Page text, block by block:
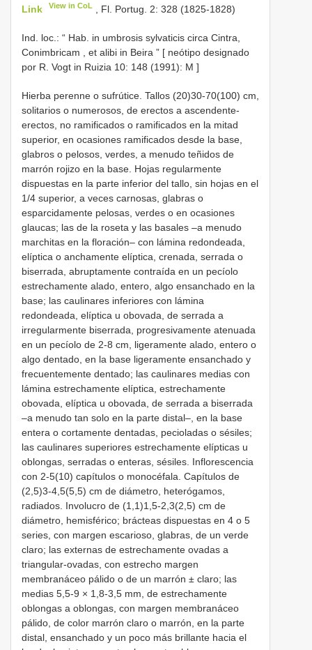
Link
View in CoL , Fl. Portug. 2: 328 (1825-1828)
Ind. loc.: “ Hab. in umbrosis sylvaticis circa Cintra,
Conimbricam , et alibi in Beira ” [ neótipo designado
por R. Vogt in Ruizia 10: 148 (1991): M ]
Hierba perenne o sufrútice. Tallos (20)30-70(100) cm,
solitarios o numerosos, de erectos a ascendente-
erectos, no ramificados o ramificados en la mitad
superior, en ocasiones ramificados desde la base,
glabros o pelosos, verdes, a menudo teñidos de
marrón rojizo en la base. Hojas regularmente
dispuestas en la parte inferior del tallo, sin hojas en el
1/4 superior, a veces carnosas, glabras o
esparcidamente pelosas, verdes o en ocasiones
glaucas; las de la roseta y las basales –a menudo
marchitas en la floración– con lámina redondeada,
elíptica o anchamente elíptica, crenada, serrada o
biserrada, abruptamente contraída en un pecíolo
estrechamente alado, entero, algo ensanchado en la
base; las caulinares inferiores con lámina
redondeada, elíptica u obovada, de serrada a
irregularmente biserrada, progresivamente atenuada
en un pecíolo de 2-8 cm, ligeramente alado, entero o
algo dentado, en la base ligeramente ensanchado y
frecuentemente dentado; las caulinares medias con
lámina estrechamente elíptica, estrechamente
obovada, elíptica u obovada, de serrada a biserrada
–a menudo tan solo en la parte distal–, en la base
entera o cortamente dentadas, pecioladas o sésiles;
las caulinares superiores estrechamente elípticas u
oblongas, serradas o enteras, sésiles. Inflorescencia
con 2-5(10) capítulos o monocéfala. Capítulos de
(2,5)3-4,5(5,5) cm de diámetro, heterógamos,
radiados. Involucro de (1,1)1,5-2,3(2,5) cm de
diámetro, hemisférico; brácteas dispuestas en 4 o 5
series, con margen escarioso, glabras, de un verde
claro; las externas de estrechamente ovadas a
triangular-ovadas, con estrecho margen
membranáceo pálido o de un marrón ± claro; las
medias 5,5-9 × 1,8-3,5 mm, de estrechamente
oblongas a oblongas, con margen membranáceo
pálido, de color marrón claro o marrón, en la parte
distal, ensanchado y un poco más brillante hacia el